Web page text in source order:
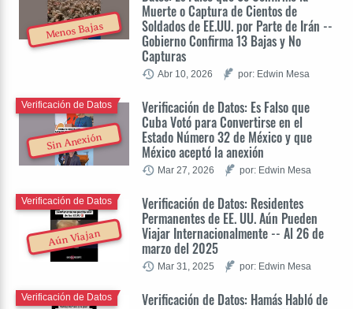
Menos Bajas
Muerte o Captura de Cientos de
Soldados de EE.UU. por Parte de Irán --
Gobierno Confirma 13 Bajas y No
Capturas
Abr 10, 2026 por: Edwin Mesa
Sin Anexión
Verificación de Datos: Es Falso que
Cuba Votó para Convertirse en el
Estado Número 32 de México y que
México aceptó la anexión
Verificación de Datos
Mar 27, 2026 por: Edwin Mesa
Aún Viajan
Verificación de Datos: Residentes
Permanentes de EE. UU. Aún Pueden
Viajar Internacionalmente -- Al 26 de
marzo del 2025
Verificación de Datos
Mar 31, 2025 por: Edwin Mesa
Verificación de Datos: Hamás Habló de
Verificación de Datos